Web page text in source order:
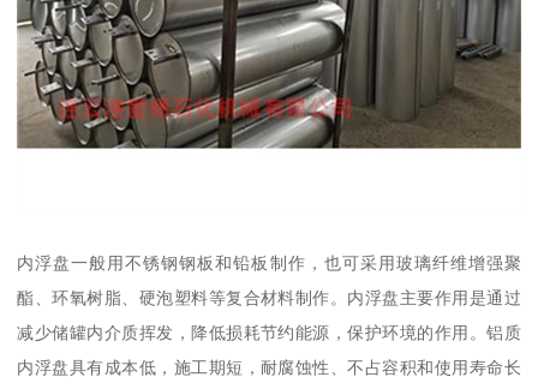
内浮盘一般用不锈钢钢板和铅板制作，也可采用玻璃纤维增强聚
酯、环氧树脂、硬泡塑料等复合材料制作。内浮盘主要作用是通过
减少储罐内介质挥发，降低损耗节约能源，保护环境的作用。铝质
内浮盘具有成本低，施工期短，耐腐蚀性、不占容积和使用寿命长